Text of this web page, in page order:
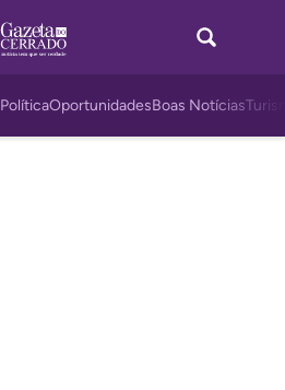
PolíticaOportunidadesBoas Notícias